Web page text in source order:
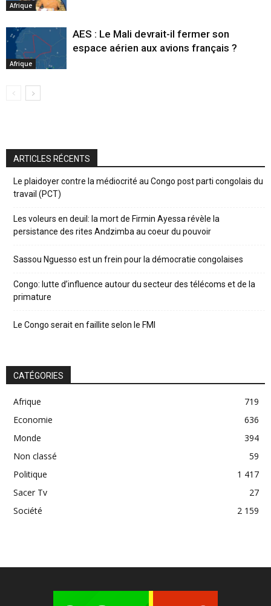
Afrique
Afrique
AES : Le Mali devrait-il fermer son
espace aérien aux avions français ?
ARTICLES RÉCENTS
Le plaidoyer contre la médiocrité au Congo post parti congolais du
travail (PCT)
Les voleurs en deuil: la mort de Firmin Ayessa révèle la
persistance des rites Andzimba au coeur du pouvoir
Sassou Nguesso est un frein pour la démocratie congolaises
Congo: lutte d’influence autour du secteur des télécoms et de la
primature
Le Congo serait en faillite selon le FMI
CATÉGORIES
Afrique
719
Economie
636
Monde
394
Non classé
59
Politique
1 417
Sacer Tv
27
Société
2 159